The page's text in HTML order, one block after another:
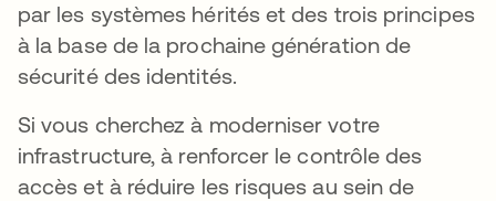
par les systèmes hérités et des trois principes
à la base de la prochaine génération de
sécurité des identités.
Si vous cherchez à moderniser votre
infrastructure, à renforcer le contrôle des
accès et à réduire les risques au sein de